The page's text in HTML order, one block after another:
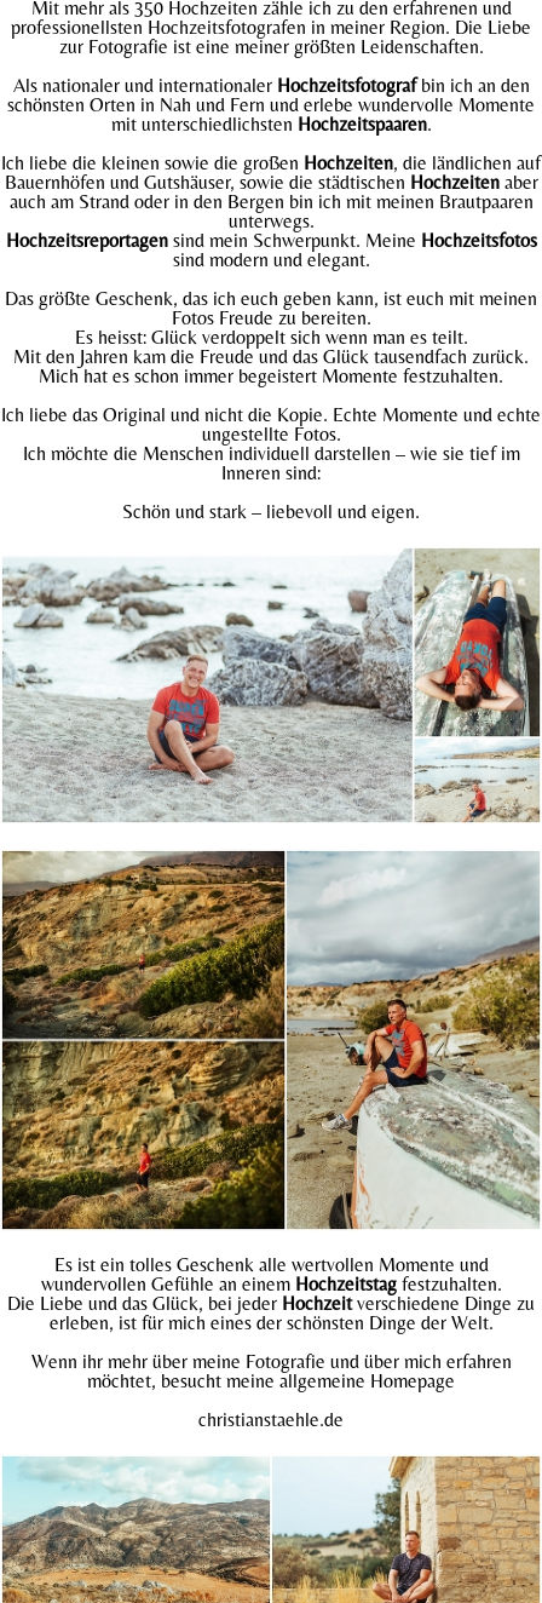
Mit mehr als 350 Hochzeiten zähle ich zu den erfahrenen und
professionellsten Hochzeitsfotografen in meiner Region. Die Liebe
zur Fotografie ist eine meiner größten Leidenschaften.
Als nationaler und internationaler Hochzeitsfotografbin ich an den
schönsten Orten in Nah und Fern und erlebe wundervolle Momente
mit unterschiedlichsten Hochzeitspaaren.
Ich liebe die kleinen sowie die großen Hochzeiten, die ländlichen auf
Bauernhöfen und Gutshäuser, sowie die städtischen Hochzeitenaber
auch am Strand oder in den Bergen bin ich mit meinen Brautpaaren
unterwegs.
Hochzeitsreportagensind mein Schwerpunkt. Meine Hochzeitsfotos
sind modern und elegant.
Das größte Geschenk, das ich euch geben kann, ist euch mit meinen
Fotos Freude zu bereiten.
Es heisst: Glück verdoppelt sich wenn man es teilt.
Mit den Jahren kam die Freude und das Glück tausendfach zurück.
Mich hat es schon immer begeistert Momente festzuhalten.
Ich liebe das Original und nicht die Kopie. Echte Momente und echte
ungestellte Fotos.
Ich möchte die Menschen individuell darstellen – wie sie tief im
Inneren sind:
Schön und stark – liebevoll und eigen.
Es ist ein tolles Geschenk alle wertvollen Momente und
wundervollen Gefühle an einem Hochzeitstagfestzuhalten.
Die Liebe und das Glück, bei jeder Hochzeitverschiedene Dinge zu
erleben, ist für mich eines der schönsten Dinge der Welt.
Wenn ihr mehr über meine Fotografie und über mich erfahren
möchtet, besucht meine allgemeine Homepage
christianstaehle.de